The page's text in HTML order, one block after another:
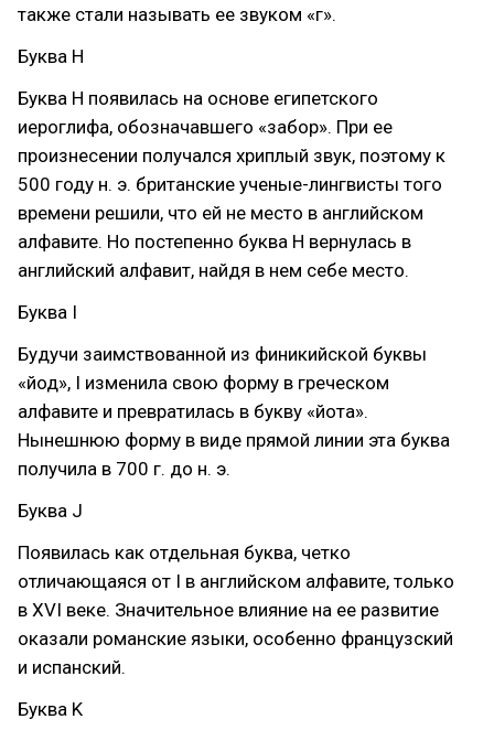
также стали называть ее звуком «г».
Буква H
Буква H появилась на основе египетского
иероглифа, обозначавшего «забор». При ее
произнесении получался хриплый звук, поэтому к
500 году н. э. британские ученые-лингвисты того
времени решили, что ей не место в английском
алфавите. Но постепенно буква H вернулась в
английский алфавит, найдя в нем себе место.
Буква I
Будучи заимствованной из финикийской буквы
«йод», I изменила свою форму в греческом
алфавите и превратилась в букву «йота».
Нынешнюю форму в виде прямой линии эта буква
получила в 700 г. до н. э.
Буква J
Появилась как отдельная буква, четко
отличающаяся от I в английском алфавите, только
в XVI веке. Значительное влияние на ее развитие
оказали романские языки, особенно французский
и испанский.
Буква K